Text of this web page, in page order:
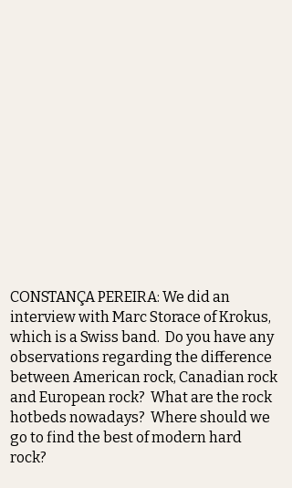
CONSTANÇA PEREIRA: We did an
interview with Marc Storace of Krokus,
which is a Swiss band. Do you have any
observations regarding the difference
between American rock, Canadian rock
and European rock? What are the rock
hotbeds nowadays? Where should we
go to find the best of modern hard
rock?